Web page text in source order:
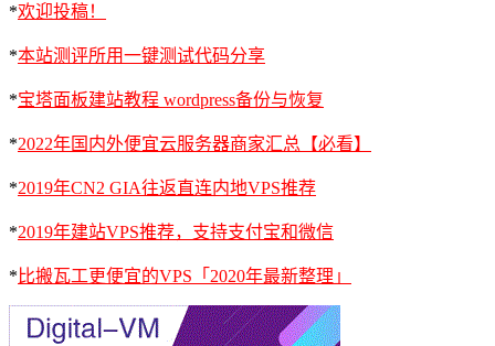
*欢迎投稿！
*本站测评所用一键测试代码分享
*宝塔面板建站教程 wordpress备份与恢复
*2022年国内外便宜云服务器商家汇总【必看】
*2019年CN2 GIA往返直连内地VPS推荐
*2019年建站VPS推荐，支持支付宝和微信
* 比搬瓦工更便宜的VPS「2020年最新整理」